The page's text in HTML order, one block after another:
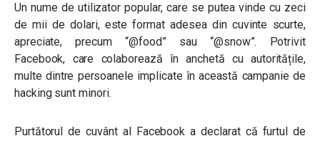
Un nume de utilizator popular, care se putea vinde cu zeci
de mii de dolari, este format adesea din cuvinte scurte,
apreciate, precum “@food” sau “@snow”. Potrivit
Facebook, care colaborează în anchetă cu autoritățile,
multe dintre persoanele implicate în această campanie de
hacking sunt minori.
Purtătorul de cuvânt al Facebook a declarat că furtul de